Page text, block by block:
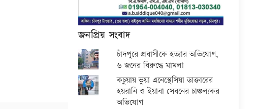
জনপ্রিয় সংবাদ
চাঁদপুরে প্রবাসীকে হত্যার অভিযোগ,
৬ জনের বিরুদ্ধে মামলা
কচুয়ায় ভুয়া এনেস্থেসিয়া ডাক্তারের
হয়রানি ও ইয়াবা সেবনের চাঞ্চল্যকর
অভিযোগ